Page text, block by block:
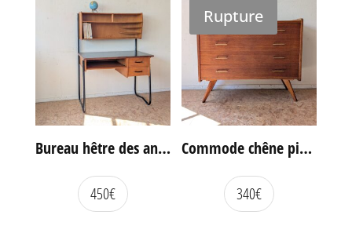
Bureau hêtre des années 60
450€
Rupture
Commode chêne pieds compas vintage
340€